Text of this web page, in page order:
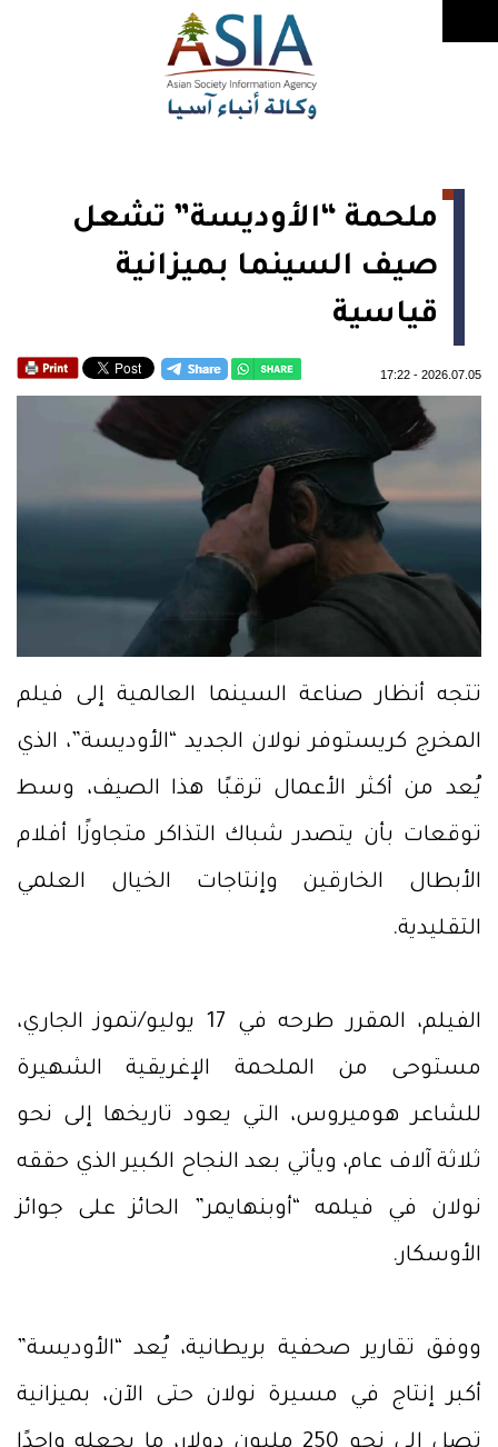
ملحمة “الأوديسة” تشعل
صيف السينما بميزانية
قياسية
2026.07.05
-
17:22
تتجه أنظار صناعة السينما العالمية إلى فيلم
المخرج كريستوفر نولان الجديد “الأوديسة”، الذي
يُعد من أكثر الأعمال ترقبًا هذا الصيف، وسط
توقعات بأن يتصدر شباك التذاكر متجاوزًا أفلام
الأبطال الخارقين وإنتاجات الخيال العلمي
التقليدية.
الفيلم، المقرر طرحه في 17 يوليو/تموز الجاري،
مستوحى من الملحمة الإغريقية الشهيرة
للشاعر هوميروس، التي يعود تاريخها إلى نحو
ثلاثة آلاف عام، ويأتي بعد النجاح الكبير الذي حققه
نولان في فيلمه “أوبنهايمر” الحائز على جوائز
الأوسكار.
ووفق تقارير صحفية بريطانية، يُعد “الأوديسة”
أكبر إنتاج في مسيرة نولان حتى الآن، بميزانية